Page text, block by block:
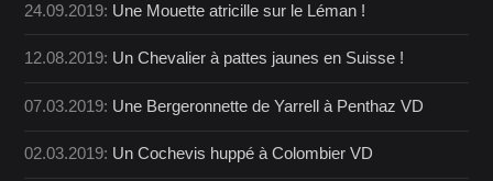
24.09.2019: Une Mouette atricille sur le Léman !
12.08.2019: Un Chevalier à pattes jaunes en Suisse !
07.03.2019: Une Bergeronnette de Yarrell à Penthaz VD
02.03.2019: Un Cochevis huppé à Colombier VD